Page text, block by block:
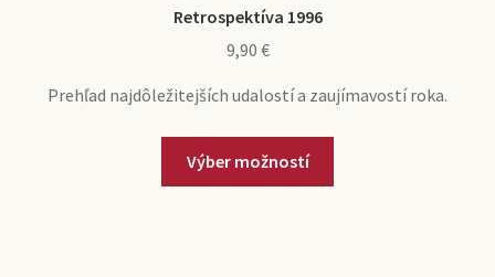
Retrospektíva 1996
9,90 €
Prehľad najdôležitejších udalostí a zaujímavostí roka.
Výber možností